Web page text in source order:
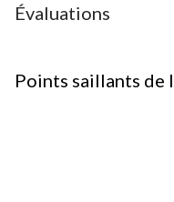
Évaluations
Points saillants de